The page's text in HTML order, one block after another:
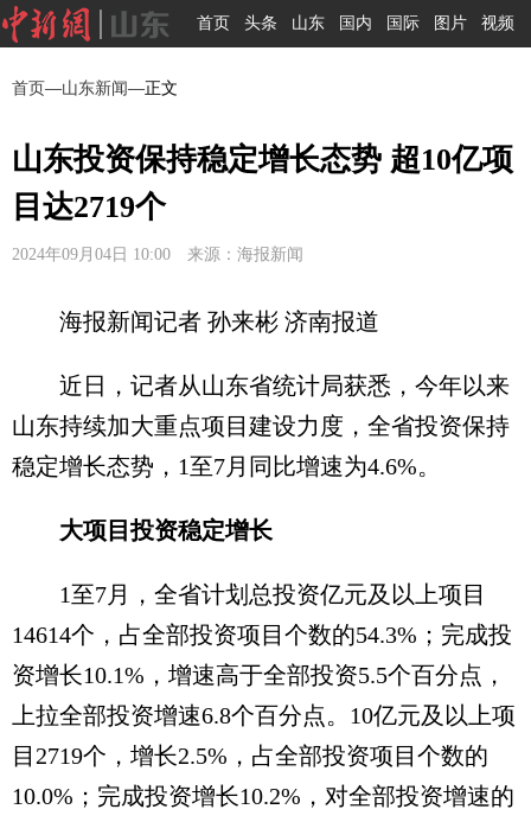
首页 头条 山东 国内 国际 图片 视频
首页—山东新闻—正文
山东投资保持稳定增长态势 超10亿项
目达2719个
2024年09月04日 10:00 来源：海报新闻
海报新闻记者 孙来彬 济南报道
近日，记者从山东省统计局获悉，今年以来
山东持续加大重点项目建设力度，全省投资保持
稳定增长态势，1至7月同比增速为4.6%。
大项目投资稳定增长
1至7月，全省计划总投资亿元及以上项目
14614个，占全部投资项目个数的54.3%；完成投
资增长10.1%，增速高于全部投资5.5个百分点，
上拉全部投资增速6.8个百分点。10亿元及以上项
目2719个，增长2.5%，占全部投资项目个数的
10.0%；完成投资增长10.2%，对全部投资增速的